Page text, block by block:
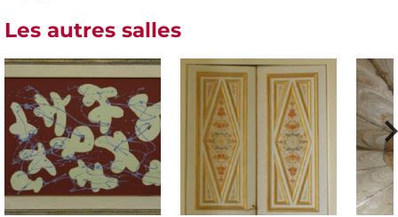
Les autres salles